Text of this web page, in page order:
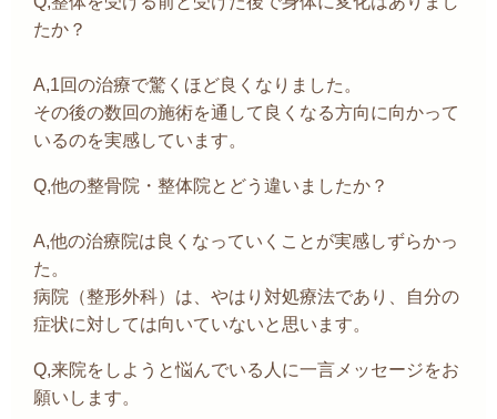
たか？
A,1回の治療で驚くほど良くなりました。
その後の数回の施術を通して良くなる方向に向かって
いるのを実感しています。
Q,他の整骨院・整体院とどう違いましたか？
A,他の治療院は良くなっていくことが実感しずらかっ
た。
病院（整形外科）は、やはり対処療法であり、自分の
症状に対しては向いていないと思います。
Q,来院をしようと悩んでいる人に一言メッセージをお
願いします。